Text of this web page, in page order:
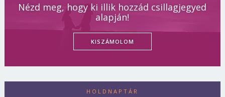
Nézd meg, hogy ki illik hozzád csillagjegyed
alapján!
KISZÁMOLOM
HOLDNAPTÁR